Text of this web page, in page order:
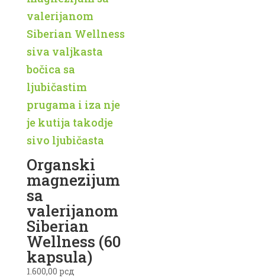
Organski
magnezijum
sa
valerijanom
Siberian
Wellness (60
kapsula)
1.600,00 рсд